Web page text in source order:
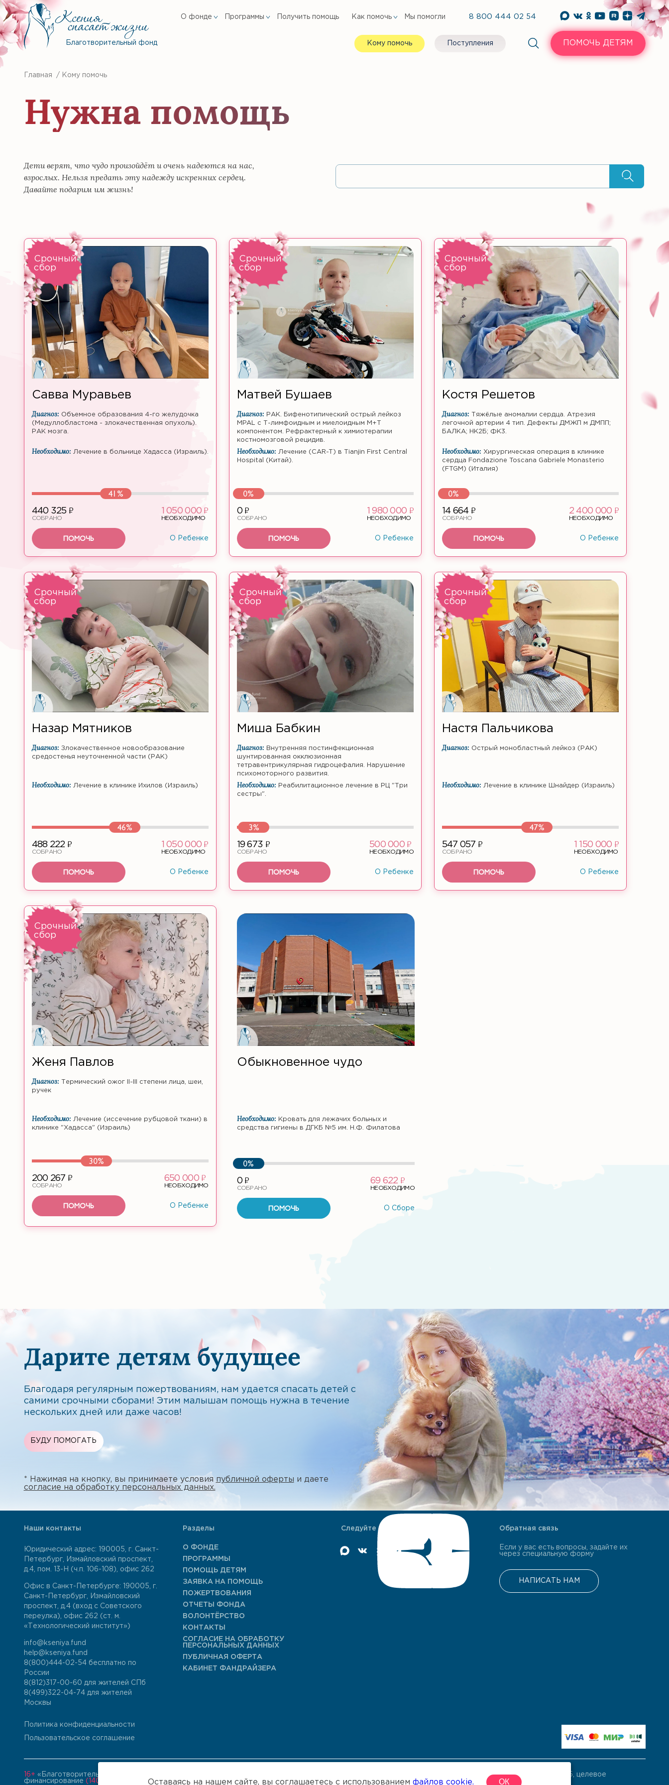
Благотворительный фонд
О фонде Программы Получить помощь Как помочь Мы помогли 8 800 444 02 54
Кому помочь Поступления ПОМОЧЬ ДЕТЯМ
Главная / Кому помочь
Нужна помощь
Дети верят, что чудо произойдёт и очень надеются на нас,
взрослых. Нельзя предать эту надежду искренних сердец.
Давайте подарим им жизнь!
Срочный
сбор
Савва Муравьев
Диагноз: Объемное образования 4-го желудочка
(Медуллобластома - злокачественная опухоль).
РАК мозга.
Необходимо: Лечение в больнице Хадасса (Израиль).
41%
440 325 ф
СОБРАНО
1 050 000 ф
НЕОБХОДИМО
ПОМОЧЬ О Ребенке
Срочный
сбор
Матвей Бушаев
Диагноз:
РАК. Бифенотипический острый лейкоз
MPAL с Т-лимфоидным и миелоидным M+T
компонентом. Рефрактерный к химиотерапии
костномозговой рецидив.
Необходимо:
Лечение (CAR-T) в Tianjin First Central
Hospital (Китай).
0%
0 ф
СОБРАНО
1 980 000 ф
НЕОБХОДИМО
ПОМОЧЬ О Ребенке
Срочный
сбор
Костя Решетов
Диагноз:
Тяжёлые аномалии сердца. Атрезия
легочной артерии 4 тип. Дефекты ДМЖП м ДМПП;
БАЛКА; НК2Б; ФК3.
Необходимо: Хирургическая операция в клинике
сердца Fondazione Toscana Gabriele Monasterio
(FTGM) (Италия)
0%
14 664 ф
СОБРАНО
2 400 000 ф
НЕОБХОДИМО
ПОМОЧЬ О Ребенке
Срочный
сбор
Назар Мятников
Диагноз: Злокачественное новообразование
средостенья неуточненной части (РАК)
Необходимо: Лечение в клинике Ихилов (Израиль)
46%
488 222 ф
СОБРАНО
1 050 000 ф
НЕОБХОДИМО
ПОМОЧЬ О Ребенке
Срочный
сбор
Миша Бабкин
Диагноз:
Внутренняя постинфекционная
шунтированная окклюзионная
тетравентрикулярная гидроцефалия. Нарушение
психомоторного развития.
Необходимо:
Реабилитационное лечение в РЦ "Три
сестры".
3%
19 673 ф
СОБРАНО
500 000 ф
НЕОБХОДИМО
ПОМОЧЬ О Ребенке
Срочный
сбор
Настя Пальчикова
Диагноз: Острый монобластный лейкоз (РАК)
Необходимо: Лечение в клинике Шнайдер (Израиль)
47%
547 057 ф
СОБРАНО
1 150 000 ф
НЕОБХОДИМО
ПОМОЧЬ О Ребенке
Срочный
сбор
Женя Павлов
Диагноз:
Термический ожог II-III степени лица, шеи,
ручек
Необходимо:
Лечение (иссечение рубцовой ткани) в
клинике "Хадасса" (Израиль)
30%
200 267 ф
СОБРАНО
650 000 ф
НЕОБХОДИМО
ПОМОЧЬ О Ребенке
Обыкновенное чудо
Необходимо:
Кровать для лежачих больных и
средства гигиены в ДГКБ №5 им. Н.Ф. Филатова
0%
0 ф
СОБРАНО
69 622 ф
НЕОБХОДИМО
ПОМОЧЬ О Сборе
Дарите детям будущее
Благодаря регулярным пожертвованиям, нам удается спасать детей с
самими срочными сборами! Этим малышам помощь нужна в течение
нескольких дней или даже часов!
БУДУ ПОМОГАТЬ
* Нажимая на кнопку, вы принимаете условияпубличной оферты и даете
согласие на обработку персональных данных.
Наши контакты
Юридический адрес: 190005, г. Санкт-
Петербург, Измайловский проспект,
д.4, пом. 13-Н (ч.п. 106-108), офис 262
Офис в Санкт-Петербурге: 190005, г.
Санкт-Петербург, Измайловский
проспект, д.4 (вход с Советского
переулка), офис 262 (ст. м.
«Технологический институт»)
info@kseniya.fund
help@kseniya.fund
8(800)444-02-54бесплатно по
России
8(812)317-00-60 для жителей СПб
8(499)322-04-74для жителей
Москвы
Разделы
О ФОНДЕ
ПРОГРАММЫ
ПОМОЩЬ ДЕТЯМ
ЗАЯВКА НА ПОМОЩЬ
ПОЖЕРТВОВАНИЯ
ОТЧЕТЫ ФОНДА
ВОЛОНТЁРСТВО
КОНТАКТЫ
СОГЛАСИЕ НА ОБРАБОТКУ
ПЕРСОНАЛЬНЫХ ДАННЫХ
ПУБЛИЧНАЯ ОФЕРТА
КАБИНЕТ ФАНДРАЙЗЕРА
Следуйте за нами Обратная связь
Если у вас есть вопросы, задайте их
через специальную форму
НАПИСАТЬ НАМ
Политика конфиденциальности
Пользовательское соглашение
16+ «Благотворительный фонд «Ксения Спасает Жизни» использует сайт kseniya.fund для сбора не облагаемых налогом пожертвований, ИНН 7814779325, целевое
финансирование (140) Оставаясь на нашем сайте, вы соглашаетесь с использованием файлов cookie. ОК